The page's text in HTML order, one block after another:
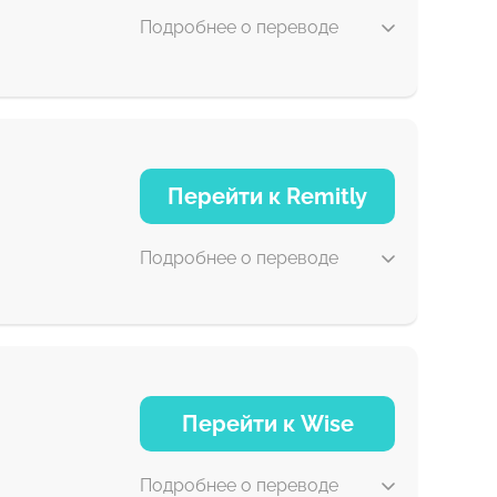
Подробнее о переводе
1-2 мин
Перейти к Remitly
Подробнее о переводе
5 д
Перейти к Wise
Подробнее о переводе